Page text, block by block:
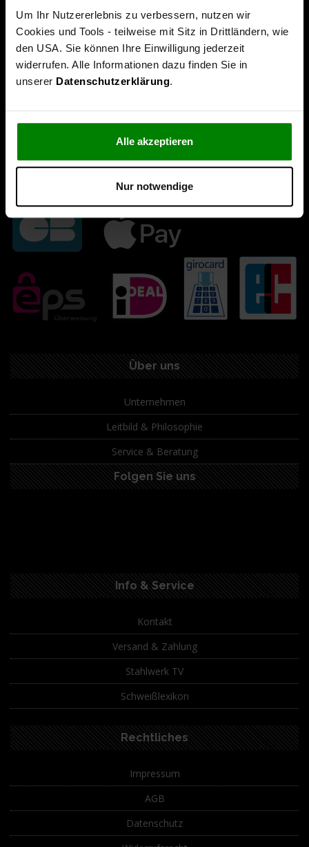
Um Ihr Nutzererlebnis zu verbessern, nutzen wir
Cookies und Tools - teilweise mit Sitz in Drittländern, wie
den USA. Sie können Ihre Einwilligung jederzeit
widerrufen. Alle Informationen dazu finden Sie in
unserer Datenschutzerklärung.
Alle akzeptieren
Nur notwendige
Über uns
Unternehmen
Leitbild & Philosophie
Service & Beratung
Folgen Sie uns
Info & Service
Kontakt
Versand & Zahlung
Stahlwerk TV
Schweißlexikon
Rechtliches
Impressum
AGB
Datenschutz